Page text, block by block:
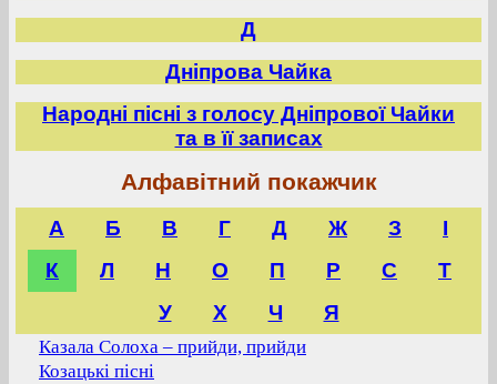
Д
Дніпрова Чайка
Народні пісні з голосу Дніпрової Чайки
та в її записах
Алфавітний покажчик
А Б В Г Д Ж З
І
К
Л Н О П Р С
Т
У
Х Ч Я
Казала Солоха – прийди, прийди
Козацькі пісні